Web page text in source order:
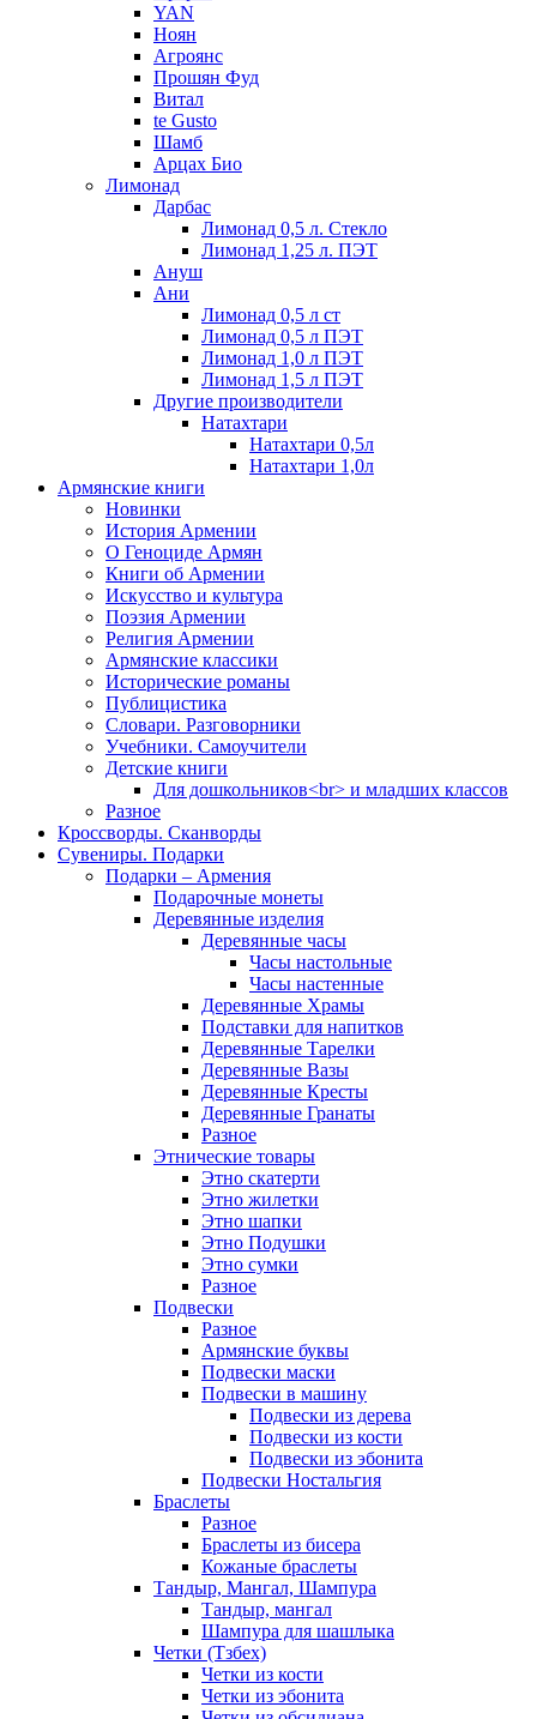
YAN
Ноян
Агроянс
Прошян Фуд
Витал
te Gusto
Шамб
Арцах Био
Лимонад
Дарбас
Лимонад 0,5 л. Стекло
Лимонад 1,25 л. ПЭТ
Ануш
Ани
Лимонад 0,5 л ст
Лимонад 0,5 л ПЭТ
Лимонад 1,0 л ПЭТ
Лимонад 1,5 л ПЭТ
Другие производители
Натахтари
Натахтари 0,5л
Натахтари 1,0л
Армянские книги
Новинки
История Армении
О Геноциде Армян
Книги об Армении
Иcкусство и культура
Поэзия Армении
Религия Армении
Армянские классики
Исторические романы
Публицистика
Словари. Разговорники
Учебники. Самоучители
Детские книги
Для дошкольников<br> и младших классов
Разное
Кроссворды. Сканворды
Сувениры. Подарки
Подарки – Армения
Подарочные монеты
Деревянные изделия
Деревянные часы
Часы настольные
Часы настенные
Деревянные Храмы
Подставки для напитков
Деревянные Тарелки
Деревянные Вазы
Деревянные Кресты
Деревянные Гранаты
Разное
Этнические товары
Этно скатерти
Этно жилетки
Этно шапки
Этно Подушки
Этно сумки
Разное
Подвески
Разное
Армянские буквы
Подвески маски
Подвески в машину
Подвески из дерева
Подвески из кости
Подвески из эбонита
Подвески Ностальгия
Браслеты
Разное
Браслеты из бисера
Кожаные браслеты
Тандыр, Мангал, Шампура
Тандыр, мангал
Шампура для шашлыка
Четки (Тзбех)
Четки из кости
Четки из эбонита